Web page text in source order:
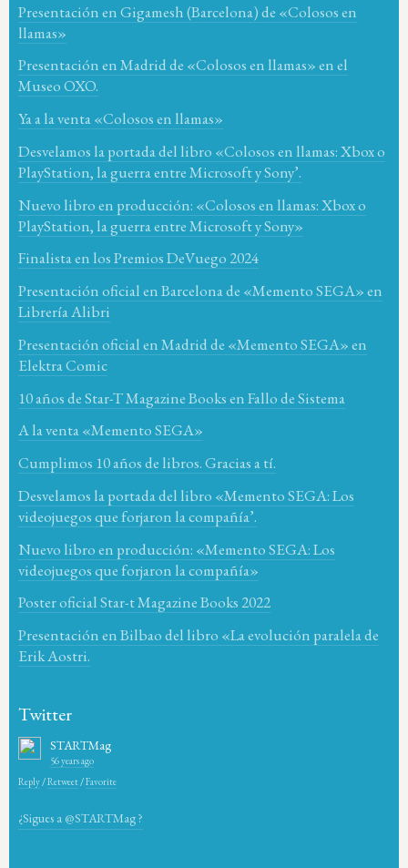
Presentación en Gigamesh (Barcelona) de «Colosos en
llamas»
Presentación en Madrid de «Colosos en llamas» en el
Museo OXO.
Ya a la venta «Colosos en llamas»
Desvelamos la portada del libro «Colosos en llamas: Xbox o
PlayStation, la guerra entre Microsoft y Sony’.
Nuevo libro en producción: «Colosos en llamas: Xbox o
PlayStation, la guerra entre Microsoft y Sony»
Finalista en los Premios DeVuego 2024
Presentación oficial en Barcelona de «Memento SEGA» en
Librería Alibri
Presentación oficial en Madrid de «Memento SEGA» en
Elektra Comic
10 años de Star-T Magazine Books en Fallo de Sistema
A la venta «Memento SEGA»
Cumplimos 10 años de libros. Gracias a tí.
Desvelamos la portada del libro «Memento SEGA: Los
videojuegos que forjaron la compañía’.
Nuevo libro en producción: «Memento SEGA: Los
videojuegos que forjaron la compañía»
Poster oficial Star-t Magazine Books 2022
Presentación en Bilbao del libro «La evolución paralela de
Erik Aostri.
Twitter
STARTMag
56 years ago
Reply /Retweet /Favorite
¿Sigues a @STARTMag ?